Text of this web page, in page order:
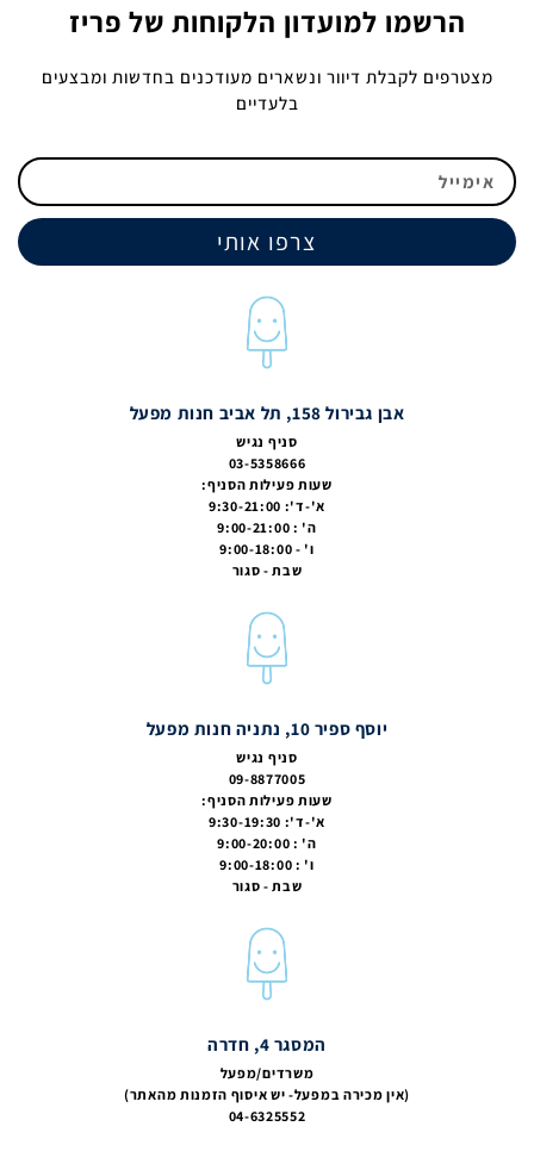
אבן גבירול 158, תל אביב חנות מפעל
סניף נגיש
03-5358666
שעות פעילות הסניף:
א'-ד': 9:30-21:00
ה' : 9:00-21:00
ו' - 9:00-18:00
שבת - סגור
יוסף ספיר 10, נתניה חנות מפעל
סניף נגיש
09-8877005
שעות פעילות הסניף:
א'-ד': 9:30-19:30
ה' : 9:00-20:00
ו' : 9:00-18:00
שבת - סגור
המסגר 4, חדרה
משרדים/מפעל
(אין מכירה במפעל- יש איסוף הזמנות מהאתר)
04-6325552
הרשמו למועדון הלקוחות של פריז
מצטרפים לקבלת דיוור ונשארים מעודכנים בחדשות ומבצעים
בלעדיים
צרפו אותי